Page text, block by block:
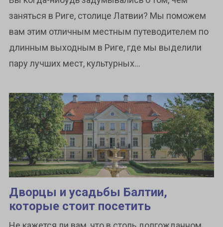
заняться в Риге, столице Латвии? Мы поможем
вам этим отличным местным путеводителем по
длинным выходным в Риге, где мы выделили
пару лучших мест, культурных...
Дворцы и усадьбы Балтии,
которые стоит посетить